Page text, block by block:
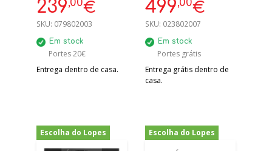
AQUA CLEAN COM
ESMALTE
239,00€
SKU: 079802003
Em stock
Portes 20€
Entrega dentro de casa.
HIDROLITICO A+ | 5
ANOS GARANTIA
499,00€
SKU: 023802007
Em stock
Portes grátis
Entrega grátis dentro de
casa.
Escolha do Lopes Escolha do Lopes